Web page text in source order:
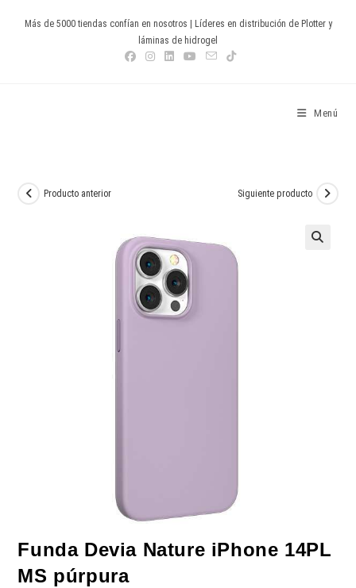
Más de 5000 tiendas confían en nosotros | Líderes en distribución de Plotter y
láminas de hidrogel
Menú
Producto anterior Siguiente producto
Funda Devia Nature iPhone 14PL
MS púrpura